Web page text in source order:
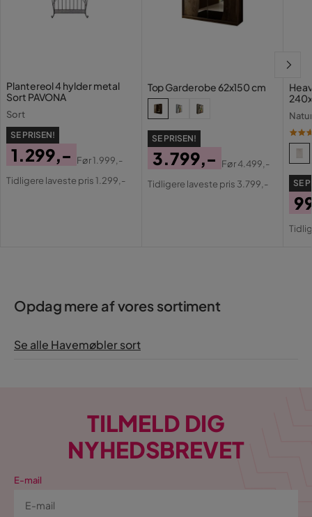
Plantereol 4 hylder metal
Sort PAVONA
Sort
SE PRISEN!
Pris
1.299,-
Original
Før1.999,-
Tidligere laveste pris 1.299,-
Top Garderobe 62x150 cm
SE PRISEN!
Pris
3.799,-
Original
Før4.499,-
Tidligere laveste pris 3.799,-
SE
Opdag mere af vores sortiment
Se alle Havemøbler sort
TILMELD DIG
NYHEDSBREVET
E-mail